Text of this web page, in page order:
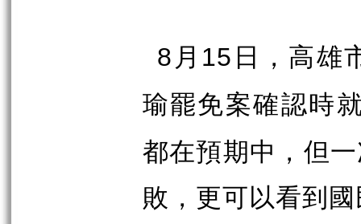
8 月 15 日，高雄
瑜罷免案確認時
都在預期中，但
敗，更可以看到